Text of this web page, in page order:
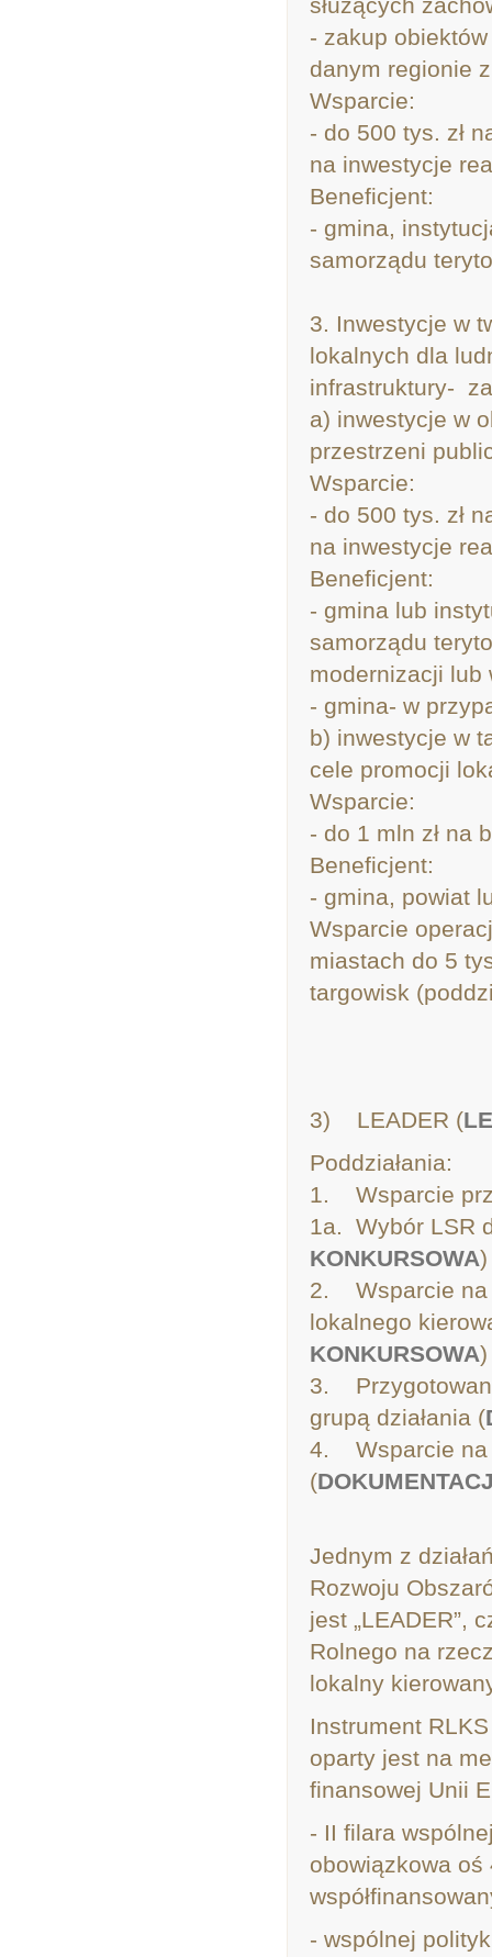
- zakup
danym regionie
Wsparcie:
- do 500 tys. zł
na inwestycje
Beneficjent:
- gmina,
samorządu
3. Inwestycje w
lokalnych dla
infrastruktury-
a) inwestycje w
przestrzeni
Wsparcie:
- do 500 tys. zł
na inwestycje
Beneficjent:
- gmina lub
samorządu
modernizacji lub
- gmina- w
b) inwestycje w
cele promocji
Wsparcie:
- do 1 mln zł na
Beneficjent:
- gmina, powiat
Wsparcie
miastach do 5
targowisk
3) LEADER (
Poddziałania:
1. Wsparcie
1a. Wybór LSR
KONKURSOWA)
2. Wsparcie na
lokalnego
KONKURSOWA)
3.
grupą działania (
4. Wsparcie na
(
Jednym z
Rozwoju
jest „LEADER”,
Rolnego na
lokalny
Instrument
oparty jest na
finansowej Unii
- II filara
obowiązkowa
- wspólnej